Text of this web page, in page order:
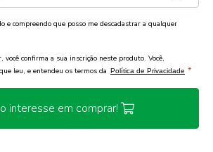
e compreendo que posso me descadastrar a qualquer
você confirma a sua inscrição neste produto. Você,
leu, e entendeu os termos da Política de Privacidade *
interesse em comprar!